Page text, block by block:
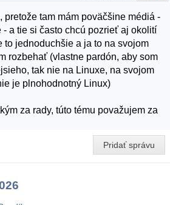
pretože tam mám poväčšine médiá -
- a tie si často chcú pozrieť aj okolití
to jednoduchšie a ja to na svojom
rozbehať (vlastne pardón, aby som
tak nie na Linuxe, na svojom
je plnohodnotný Linux)
za rady, túto tému považujem za
Pridať správu